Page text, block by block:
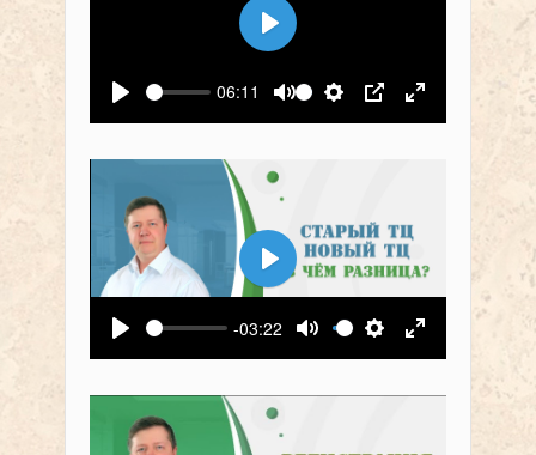
Воспроизвести
06:11
Выключить звук
Настройки
PIP На весь
Воспроизвести
Воспроизвести
-03:22
Выключить звук
Настройки
На весь
Воспроизвести